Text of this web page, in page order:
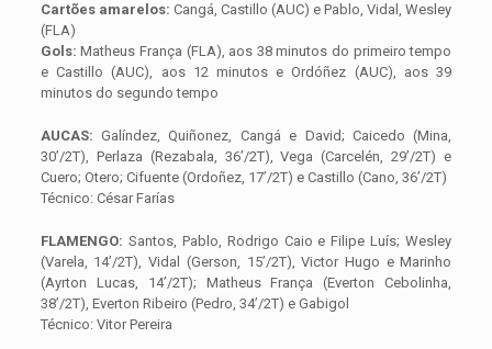
Cartões amarelos: Cangá, Castillo (AUC) e Pablo, Vidal, Wesley
(FLA)
Gols: Matheus França (FLA), aos 38 minutos do primeiro tempo
e Castillo (AUC), aos 12 minutos e Ordóñez (AUC), aos 39
minutos do segundo tempo
AUCAS: Galíndez, Quiñonez, Cangá e David; Caicedo (Mina,
30’/2T), Perlaza (Rezabala, 36’/2T), Vega (Carcelén, 29’/2T) e
Cuero; Otero; Cifuente (Ordoñez, 17’/2T) e Castillo (Cano, 36’/2T)
Técnico: César Farías
FLAMENGO: Santos, Pablo, Rodrigo Caio e Filipe Luís; Wesley
(Varela, 14’/2T), Vidal (Gerson, 15’/2T), Victor Hugo e Marinho
(Ayrton Lucas, 14’/2T); Matheus França (Everton Cebolinha,
38’/2T), Everton Ribeiro (Pedro, 34’/2T) e Gabigol
Técnico: Vitor Pereira